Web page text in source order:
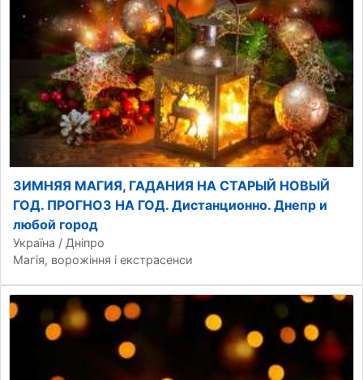
ЗИМНЯЯ МАГИЯ, ГАДАНИЯ НА СТАРЫЙ НОВЫЙ
ГОД. ПРОГНОЗ НА ГОД. Дистанционно. Днепр и
любой город
Україна / Дніпро
Магія, ворожіння і екстрасенси